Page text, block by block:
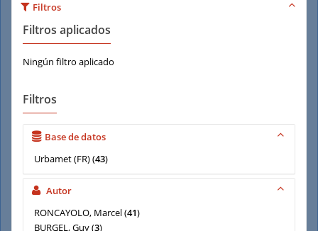
Filtros
Filtros aplicados
Ningún filtro aplicado
Filtros
Base de datos
Urbamet (FR)(43)
Autor
RONCAYOLO, Marcel(41)
BURGEL, Guy(3)